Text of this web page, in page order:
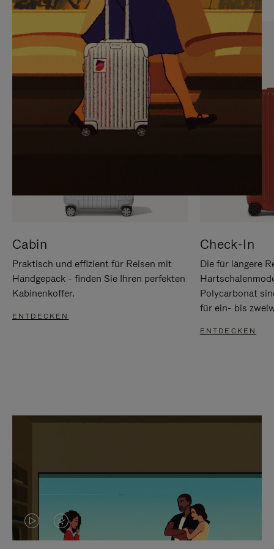
SIE,
UM
ANZUHALTEN
AUFHEBEN
DER
STUMMSCHALTUNG
Cabin
Praktisch und effizient für Reisen mit
Handgepäck - finden Sie Ihren perfekten
Kabinenkoffer.
ENTDECKEN
Check-In
Die für längere
Polycarbonat
für ein- bis
ENTDECKEN
DASVIDEO